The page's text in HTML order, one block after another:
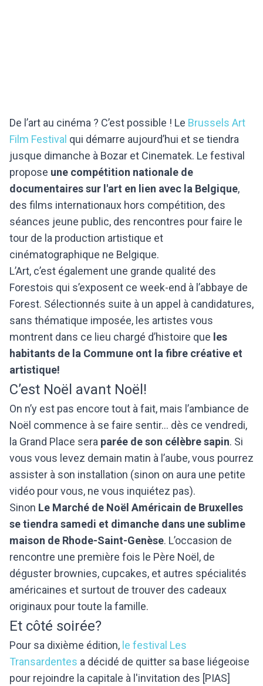
De l’art au cinéma ? C’est possible ! Le Brussels Art
Film Festival qui démarre aujourd’hui et se tiendra
jusque dimanche à Bozar et Cinematek. Le festival
propose une compétition nationale de
documentaires sur l'art en lien avec la Belgique,
des films internationaux hors compétition, des
séances jeune public, des rencontres pour faire le
tour de la production artistique et
cinématographique ne Belgique.
L’Art, c’est également une grande qualité des
Forestois qui s’exposent ce week-end à l’abbaye de
Forest. Sélectionnés suite à un appel à candidatures,
sans thématique imposée, les artistes vous
montrent dans ce lieu chargé d’histoire que les
habitants de la Commune ont la fibre créative et
artistique!
C’est Noël avant Noël!
On n’y est pas encore tout à fait, mais l’ambiance de
Noël commence à se faire sentir… dès ce vendredi,
la Grand Place sera parée de son célèbre sapin. Si
vous vous levez demain matin à l’aube, vous pourrez
assister à son installation (sinon on aura une petite
vidéo pour vous, ne vous inquiétez pas).
Sinon Le Marché de Noël Américain de Bruxelles
se tiendra samedi et dimanche dans une sublime
maison de Rhode-Saint-Genèse. L’occasion de
rencontre une première fois le Père Noël, de
déguster brownies, cupcakes, et autres spécialités
américaines et surtout de trouver des cadeaux
originaux pour toute la famille.
Et côté soirée?
Pour sa dixième édition, le festival Les
Transardentes a décidé de quitter sa base liégeoise
pour rejoindre la capitale à l'invitation des [PIAS]